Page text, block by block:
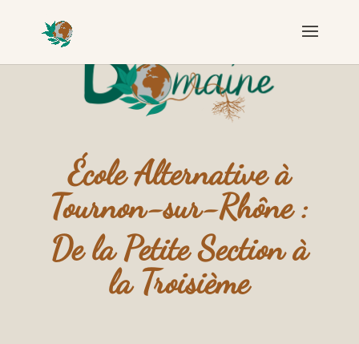
École Alternative à
Tournon-sur-Rhône :
De la Petite Section à
la Troisième